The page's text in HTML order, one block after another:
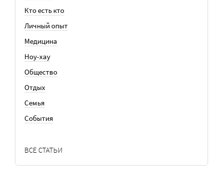
Кто есть кто
Личный опыт
Медицина
Ноу-хау
Общество
Отдых
Семья
События
ВСЕ СТАТЬИ